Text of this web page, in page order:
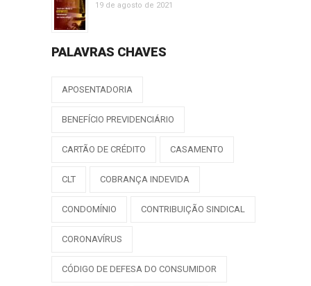
19 de agosto de 2021
PALAVRAS CHAVES
APOSENTADORIA
BENEFÍCIO PREVIDENCIÁRIO
CARTÃO DE CRÉDITO CASAMENTO
CLT COBRANÇA INDEVIDA
CONDOMÍNIO CONTRIBUIÇÃO SINDICAL
CORONAVÍRUS
CÓDIGO DE DEFESA DO CONSUMIDOR